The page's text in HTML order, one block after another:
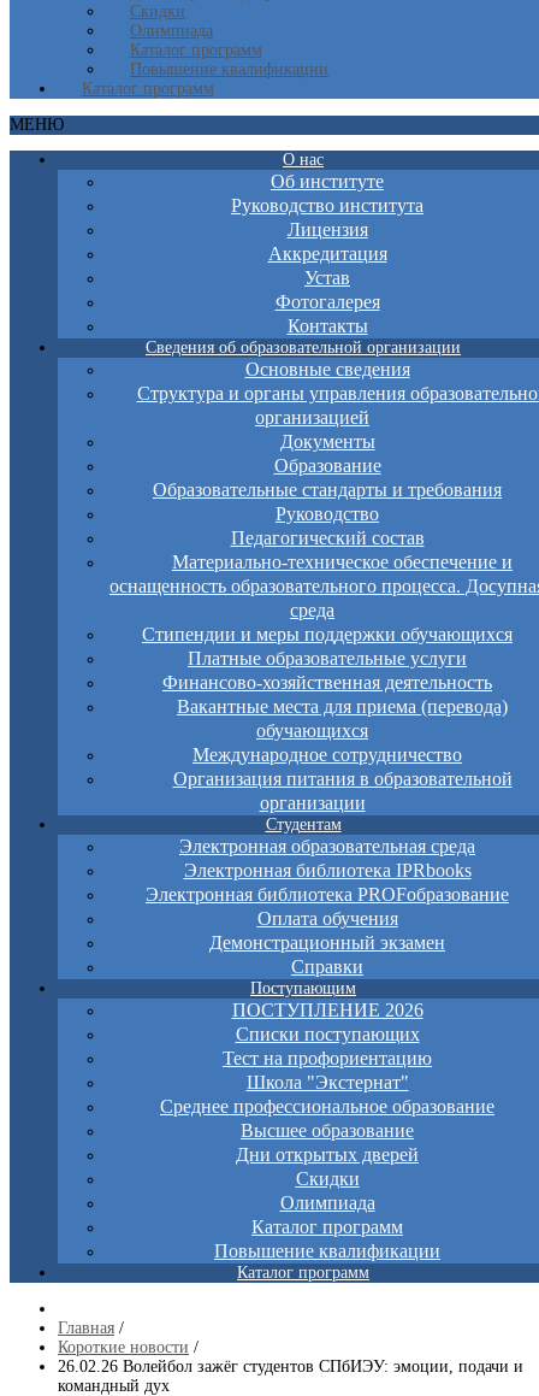
Скидки
Олимпиада
Каталог программ
Повышение квалификации
Каталог программ
МЕНЮ
О нас
Об институте
Руководство института
Лицензия
Аккредитация
Устав
Фотогалерея
Контакты
Сведения об образовательной организации
Основные сведения
Структура и органы управления
организацией
Документы
Образование
Образовательные стандарты и требования
Руководство
Педагогический состав
Материально-техническое обеспечение и
оснащенность образовательного процесса.
среда
Стипендии и меры поддержки обучающихся
Платные образовательные услуги
Финансово-хозяйственная деятельность
Вакантные места для приема (перевода)
обучающихся
Международное сотрудничество
Организация питания в образовательной
организации
Студентам
Электронная образовательная среда
Электронная библиотека IPRbooks
Электронная библиотека PROFобразование
Оплата обучения
Демонстрационный экзамен
Справки
Поступающим
ПОСТУПЛЕНИЕ 2026
Списки поступающих
Тест на профориентацию
Школа "Экстернат"
Среднее профессиональное образование
Высшее образование
Дни открытых дверей
Скидки
Олимпиада
Каталог программ
Повышение квалификации
Каталог программ
Главная /
Короткие новости /
26.02.26 Волейбол зажёг студентов СПбИЭУ: эмоции, подачи и
командный дух